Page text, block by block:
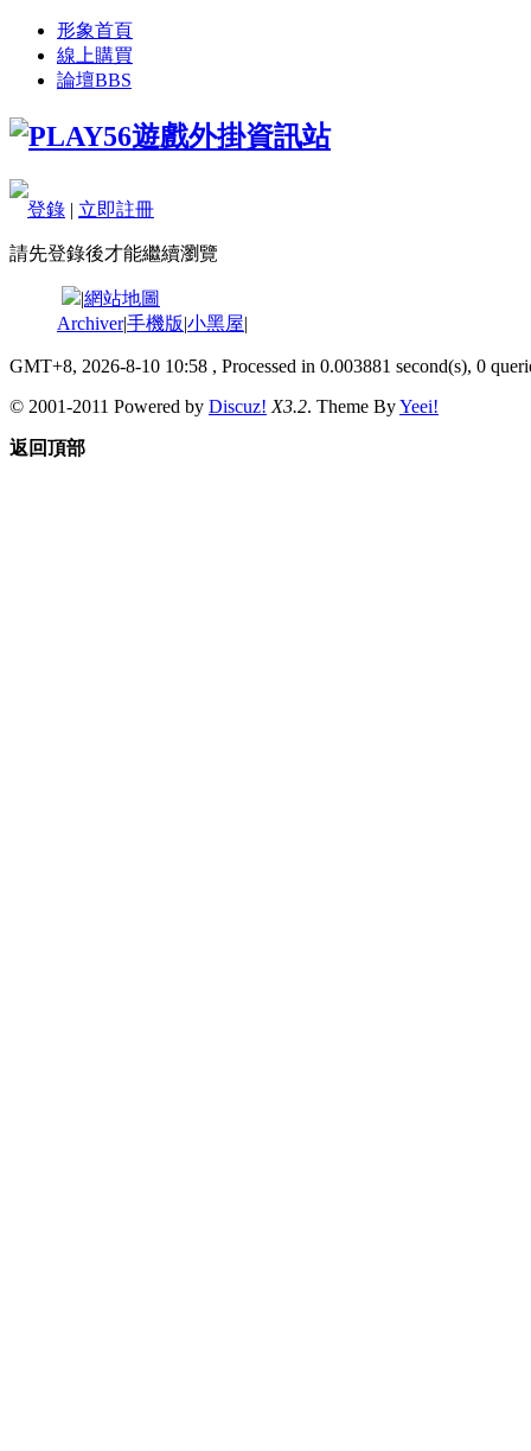
形象首頁
線上購買
論壇BBS
登錄 | 立即註冊
請先登錄後才能繼續瀏覽
|網站地圖
Archiver|手機版|小黑屋|
GMT+8, 2026-8-10 10:58 , Processed in 0.003881 second(s), 0
© 2001-2011 Powered by Discuz! X3.2. Theme ByYeei!
返回頂部